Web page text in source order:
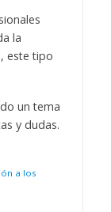
la
este tipo
un tema
y dudas.
a los